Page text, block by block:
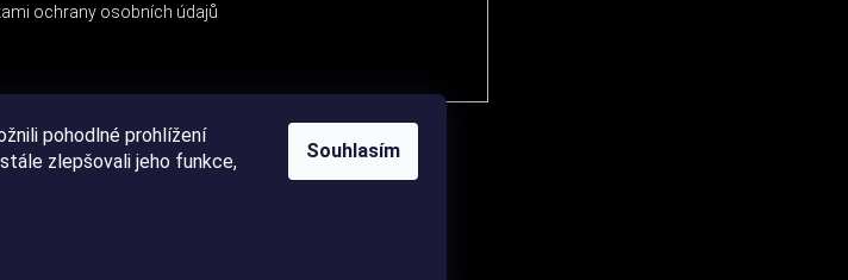
pohodlné prohlížení
zlepšovali jeho funkce,
Souhlasím
ochrany osobních údajů